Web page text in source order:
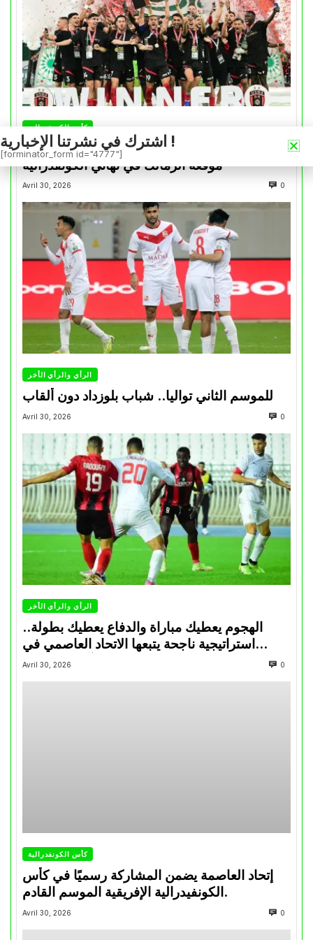
كأس الكونفدرالية
التتويج بالكأس.. دفعة معنوية لإتحاد العاصمة قبل
موقعة الزمالك في نهائي الكونفدرالية
Avril 30, 2026 0
الرأي والرأي الأخر
للموسم الثاني تواليا.. شباب بلوزداد دون ألقاب
Avril 30, 2026 0
الرأي والرأي الأخر
الهجوم يعطيك مباراة والدفاع يعطيك بطولة..
استراتيجية ناجحة يتبعها الاتحاد العاصمي في
تتويجاته آخر السنوات
Avril 30, 2026 0
كأس الكونفدرالية
إتحاد العاصمة يضمن المشاركة رسميًا في كأس
الكونفيدرالية الإفريقية الموسم القادم.
Avril 30, 2026 0
اشترك في نشرتنا الإخبارية !
[forminator_form id="4777"]